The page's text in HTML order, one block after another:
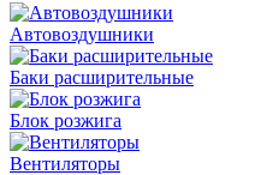
Автовоздушники
Баки расширительные
Блок розжига
Вентиляторы